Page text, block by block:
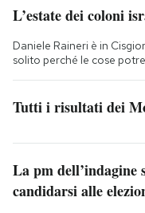
L’estate dei coloni
Daniele Raineri è in
solito perché le cose
Tutti i risultati dei
La pm dell’indagine
candidarsi alle